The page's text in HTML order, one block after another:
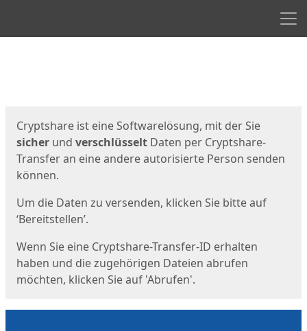
Cryptshare ist eine Softwarelösung, mit der Sie
sicher und verschlüsselt Daten per Cryptshare-
Transfer an eine andere autorisierte Person senden
können.
Um die Daten zu versenden, klicken Sie bitte auf
‘Bereitstellen’.
Wenn Sie eine Cryptshare-Transfer-ID erhalten
haben und die zugehörigen Dateien abrufen
möchten, klicken Sie auf 'Abrufen'.